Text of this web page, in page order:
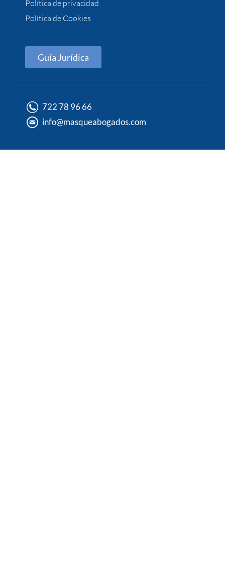
Política de privacidad
Política de Cookies
Guía Jurídica
722 78 96 66
info@masqueabogados.com